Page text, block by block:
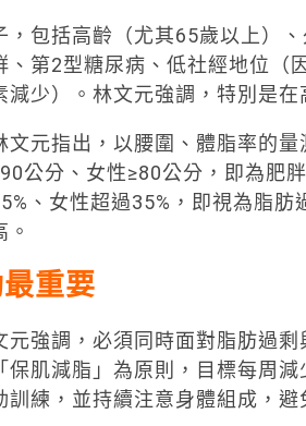
，包括高齡（尤其65歲以上）
、第2型糖尿病、低社經地位（
少）。林文元強調，特別是
文元指出，以腰圍、體脂率的
公分、女性≥80公分，即為肥
、女性超過35%，即視為脂肪
重要
元強調，必須同時面對脂肪過
肌減脂」為原則，目標每周
練，並持續注意身體組成，避